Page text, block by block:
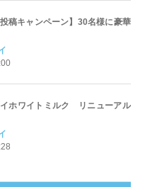
稿キャンペーン】30名様に豪華
イホワイトミルク リニューアル